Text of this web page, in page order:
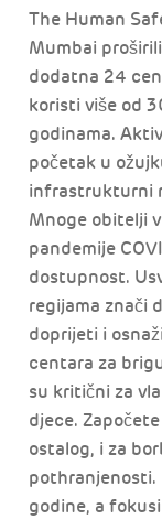
The Human
Mumbai
dodatna 24
koristi više od
godinama.
početak u
infrastrukturni
Mnoge obitelji
pandemije
dostupnost.
regijama znači
doprijeti i
centara za
su kritični za
djece.
ostalog, i za
pothranjenosti.
godine, a